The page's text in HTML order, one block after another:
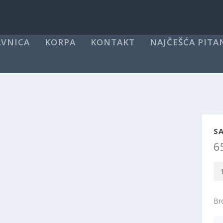
KORPA KONTAKT NAJČEŠĆA